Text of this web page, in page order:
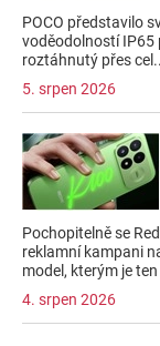
POCO představilo
voděodolností
roztáhnutý přes
5. srpen 2026
Pochopitelně se
reklamní kampani
model, kterým je ten
4. srpen 2026